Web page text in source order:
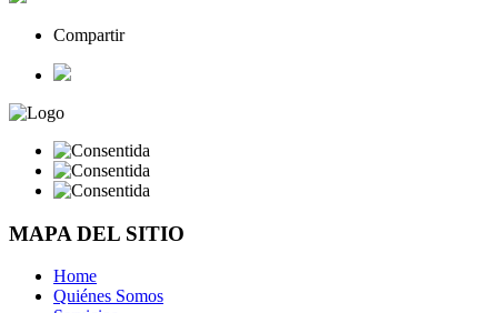
Compartir
MAPA DEL SITIO
Home
Quiénes Somos